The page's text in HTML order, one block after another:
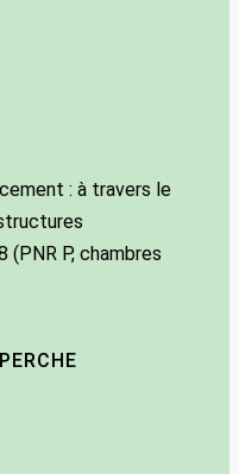
: à travers le
P, chambres